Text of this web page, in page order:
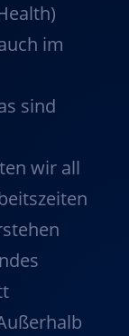
im
sind
wir all